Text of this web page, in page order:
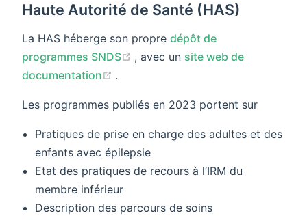
Haute Autorité de Santé (HAS)
La HAS héberge son propre dépôt de
programmes SNDS
(opens new window)
, avec un site web de
documentation
(opens new window)
.
Les programmes publiés en 2023 portent sur
Pratiques de prise en charge des adultes et des
enfants avec épilepsie
Etat des pratiques de recours à l’IRM du
membre inférieur
Description des parcours de soins